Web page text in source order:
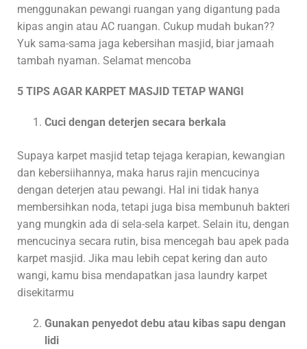
menggunakan pewangi ruangan yang digantung pada
kipas angin atau AC ruangan. Cukup mudah bukan??
Yuk sama-sama jaga kebersihan masjid, biar jamaah
tambah nyaman. Selamat mencoba
5 TIPS AGAR KARPET MASJID TETAP WANGI
Cuci dengan deterjen secara berkala
Supaya karpet masjid tetap tejaga kerapian, kewangian
dan kebersiihannya, maka harus rajin mencucinya
dengan deterjen atau pewangi. Hal ini tidak hanya
membersihkan noda, tetapi juga bisa membunuh bakteri
yang mungkin ada di sela-sela karpet. Selain itu, dengan
mencucinya secara rutin, bisa mencegah bau apek pada
karpet masjid. Jika mau lebih cepat kering dan auto
wangi, kamu bisa mendapatkan jasa laundry karpet
disekitarmu
Gunakan penyedot debu atau kibas sapu dengan
lidi